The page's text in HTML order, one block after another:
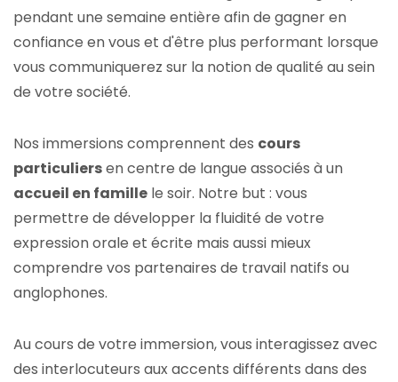
pendant une semaine entière afin de gagner en
confiance en vous et d'être plus performant lorsque
vous communiquerez sur la notion de qualité au sein
de votre société.
Nos immersions comprennent des cours
particuliersen centre de langue associés à un
accueil en famille le soir. Notre but : vous
permettre de développer la fluidité de votre
expression orale et écrite mais aussi mieux
comprendre vos partenaires de travail natifs ou
anglophones.
Au cours de votre immersion, vous interagissez avec
des interlocuteurs aux accents différents dans des